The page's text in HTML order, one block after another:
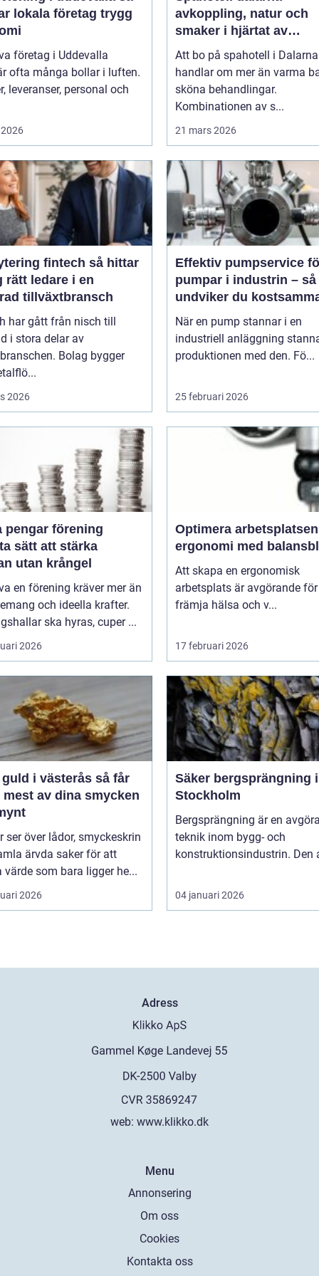
lokala företag trygg
företag i Uddevalla
ofta många bollar i luften.
leveranser, personal och
avkoppling, natur och
smaker i hjärtat av
landskapet
Att bo på spahotell i Dalarna
handlar om mer än varma
sköna behandlingar.
Kombinationen av s...
21 mars 2026
fintech så hittar
rätt ledare i en
tillväxtbransch
har gått från nisch till
i stora delar av
Bolag bygger
2026
Effektiv pumpservice
pumpar i industrin – så
undviker du
driftstopp
När en pump stannar i en
industriell anläggning
produktionen med den. Fö...
25 februari 2026
pengar förening
sätt att stärka
utan krångel
en förening kräver mer än
och ideella krafter.
ska hyras, cuper ...
2026
Optimera
ergonomi med
Att skapa en ergonomisk
arbetsplats är avgörande
främja hälsa och v...
17 februari 2026
i västerås så får
mest av dina smycken
ser över lådor, smyckeskrin
ärvda saker för att
värde som bara ligger he...
2026
Säker bergsprängning i
Stockholm
Bergsprängning är en
teknik inom bygg- och
konstruktionsindustrin. Den
04 januari 2026
Adress
web: www.klikko.dk
Menu
Annonsering
Om oss
Cookies
Kontakta oss